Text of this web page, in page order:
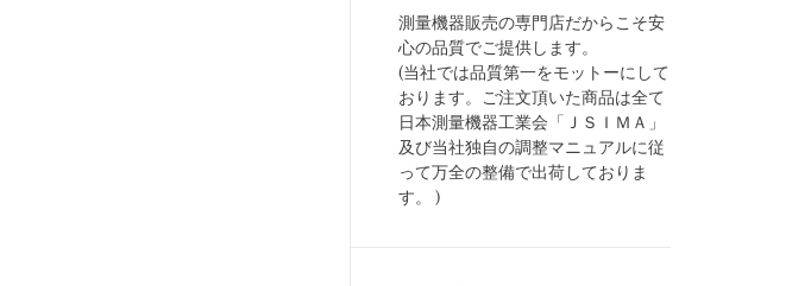
測量機器販売の専門店だからこそ安
心の品質でご提供します。
(当社では品質第一をモットーにして
おります。ご注文頂いた商品は全て
日本測量機器工業会「ＪＳＩＭＡ」
及び当社独自の調整マニュアルに従
って万全の整備で出荷しておりま
す。 )